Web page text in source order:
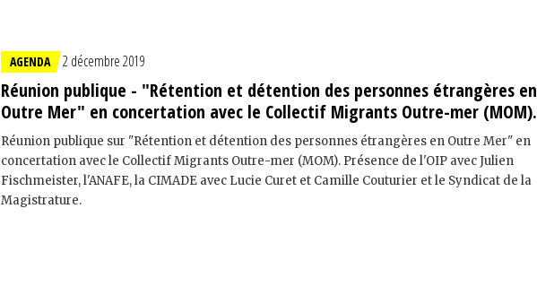
AGENDA 2 décembre 2019
Réunion publique - "Rétention et détention des personnes étrangères en
Outre Mer" en concertation avec le Collectif Migrants Outre-mer (MOM).
Réunion publique sur "Rétention et détention des personnes étrangères en Outre Mer" en
concertation avec le Collectif Migrants Outre-mer (MOM). Présence de l'OIP avec Julien
Fischmeister, l'ANAFE, la CIMADE avec Lucie Curet et Camille Couturier et le Syndicat de la
Magistrature.